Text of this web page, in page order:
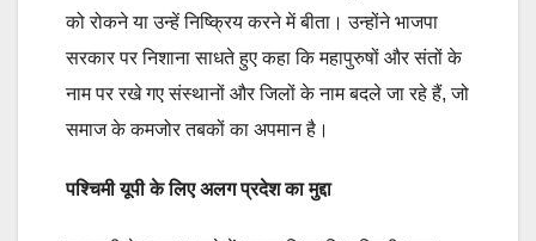
को रोकने या उन्हें निष्क्रिय करने में बीता। उन्होंने भाजपा
सरकार पर निशाना साधते हुए कहा कि महापुरुषों और संतों के
नाम पर रखे गए संस्थानों और जिलों के नाम बदले जा रहे हैं, जो
समाज के कमजोर तबकों का अपमान है।
पश्चिमी यूपी के लिए अलग प्रदेश का मुद्दा